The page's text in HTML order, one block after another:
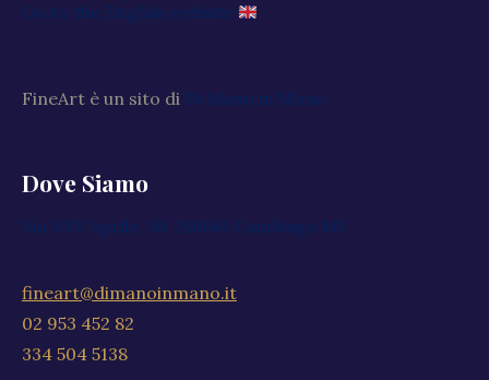
Go to the English website
FineArt è un sito di Di Mano in Mano
Dove Siamo
Via XXV Aprile, 59, 20040 Cambiago MI
fineart@dimanoinmano.it
02 953 452 82
334 504 5138